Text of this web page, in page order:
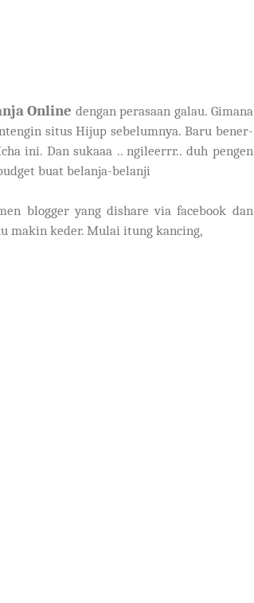
Online dengan perasaan galau. Gimana
situs Hijup sebelumnya. Baru bener-
ini. Dan sukaaa .. ngileerrr.. duh pengen
buat belanja-belanji
blogger yang dishare via facebook dan
makin keder. Mulai itung kancing,